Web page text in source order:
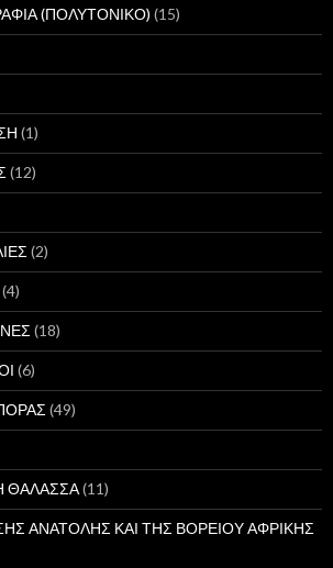
(ΠΟΛΥΤΟΝΙΚΟ) (15)
(1)
(12)
(2)
(4)
(18)
(6)
(49)
ΘΑΛΑΣΣΑ(11)
ΑΝΑΤΟΛΗΣ ΚΑΙ ΤΗΣ ΒΟΡΕΙΟΥ ΑΦΡΙΚΗΣ